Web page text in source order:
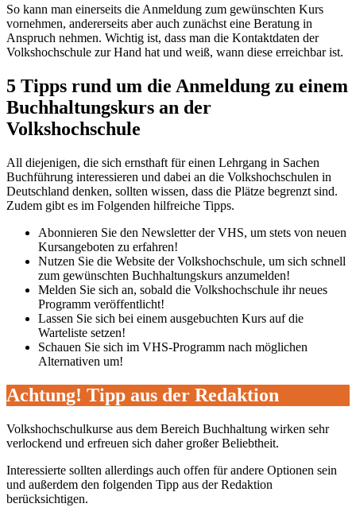
So kann man einerseits die Anmeldung zum gewünschten Kurs
vornehmen, andererseits aber auch zunächst eine Beratung in
Anspruch nehmen. Wichtig ist, dass man die Kontaktdaten der
Volkshochschule zur Hand hat und weiß, wann diese erreichbar ist.
5 Tipps rund um die Anmeldung zu einem
Buchhaltungskurs an der
Volkshochschule
All diejenigen, die sich ernsthaft für einen Lehrgang in Sachen
Buchführung interessieren und dabei an die Volkshochschulen in
Deutschland denken, sollten wissen, dass die Plätze begrenzt sind.
Zudem gibt es im Folgenden hilfreiche Tipps.
Abonnieren Sie den Newsletter der VHS, um stets von neuen
Kursangeboten zu erfahren!
Nutzen Sie die Website der Volkshochschule, um sich schnell
zum gewünschten Buchhaltungskurs anzumelden!
Melden Sie sich an, sobald die Volkshochschule ihr neues
Programm veröffentlicht!
Lassen Sie sich bei einem ausgebuchten Kurs auf die
Warteliste setzen!
Schauen Sie sich im VHS-Programm nach möglichen
Alternativen um!
Achtung! Tipp aus der Redaktion
Volkshochschulkurse aus dem Bereich Buchhaltung wirken sehr
verlockend und erfreuen sich daher großer Beliebtheit.
Interessierte sollten allerdings auch offen für andere Optionen sein
und außerdem den folgenden Tipp aus der Redaktion
berücksichtigen.